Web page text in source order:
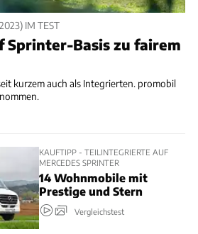
IM TEST
Basis zu fairem
kurzem auch als Integrierten. promobil
KAUFTIPP - TEILINTEGRIERTE AUF
MERCEDES SPRINTER
14 Wohnmobile mit
Prestige und Stern
Vergleichstest